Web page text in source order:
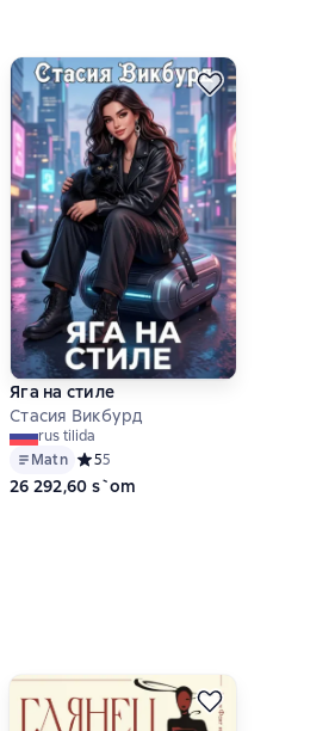
Яга на стиле
Стасия Викбурд
rus tilida
Matn Средний рейтинг 5 на основе 5
55
26 292,60 s`om